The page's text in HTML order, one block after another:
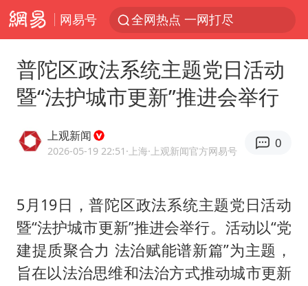
网易号 全网热点 一网打尽
普陀区政法系统主题党日活动
暨“法护城市更新”推进会举行
上观新闻
2026-05-19 22:51 ·上海·上观新闻官方网易号
0
5月19日，普陀区政法系统主题党日活动
暨“法护城市更新”推进会举行。活动以“党
建提质聚合力 法治赋能谱新篇”为主题，
旨在以法治思维和法治方式推动城市更新